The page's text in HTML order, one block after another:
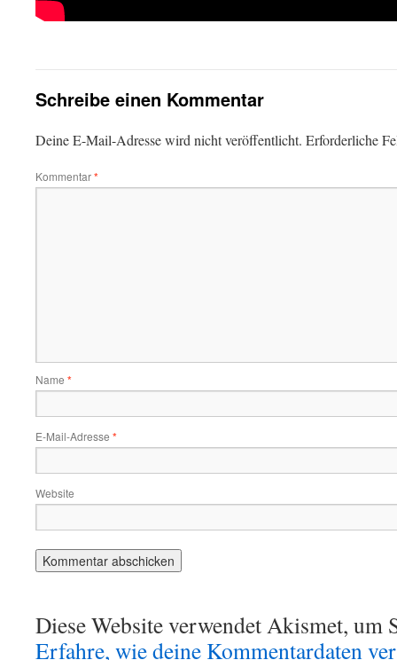
Schreibe einen Kommentar
Deine E-Mail-Adresse wird nicht veröffentlicht. Erforderliche
Kommentar*
Name *
E-Mail-Adresse *
Website
Diese Website verwendet Akismet, um
Erfahre, wie deine Kommentardaten